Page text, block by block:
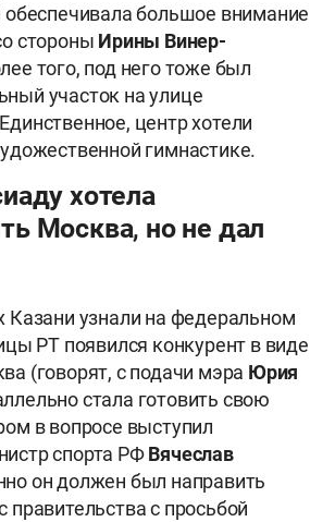
обеспечивала большое внимание
стороны Ирины Винер-
того, под него тоже был
участок на улице
центр хотели
гимнастике.
хотела
Москва, но не дал
Казани узнали на федеральном
РТ появился конкурент в виде
(говорят, с подачи мэра Юрия
стала готовить свою
в вопросе выступил
спорта РФВячеслав
он должен был направить
правительства с просьбой